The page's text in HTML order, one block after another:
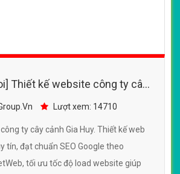
Thiết kế website công ty cây
đẹp, chuyên nghiệp chuẩn SEO
Lượt xem: 14710
ty cây cảnh Gia Huy. Thiết kế web
tín, đạt chuẩn SEO Google theo
tối ưu tốc độ load website giúp